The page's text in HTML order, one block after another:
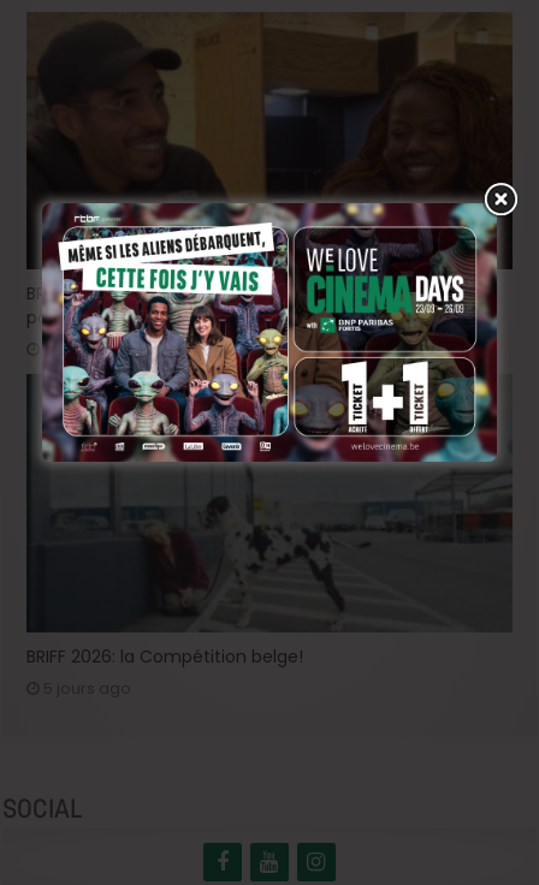
BRIFF Express: Tom Adjibi et Adéola Hawna, « Ceci n’est
pas un film français ».
3 jours ago
BRIFF 2026: la Compétition belge!
SOCIAL